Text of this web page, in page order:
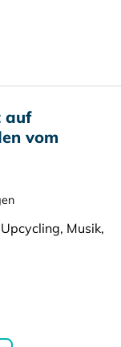
auf
vom
Musik,